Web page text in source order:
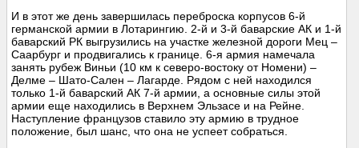
И в этот же день завершилась переброска корпусов 6-й
германской армии в Лотарингию. 2-й и 3-й баварские АК и 1-й
баварский РК выгрузились на участке железной дороги Мец –
Саарбург и продвигались к границе. 6-я армия намечала
занять рубеж Виньи (10 км к северо-востоку от Номени) –
Делме – Шато-Сален – Лагарде. Рядом с ней находился
только 1-й баварский АК 7-й армии, а основные силы этой
армии еще находились в Верхнем Эльзасе и на Рейне.
Наступление французов ставило эту армию в трудное
положение, был шанс, что она не успеет собраться.